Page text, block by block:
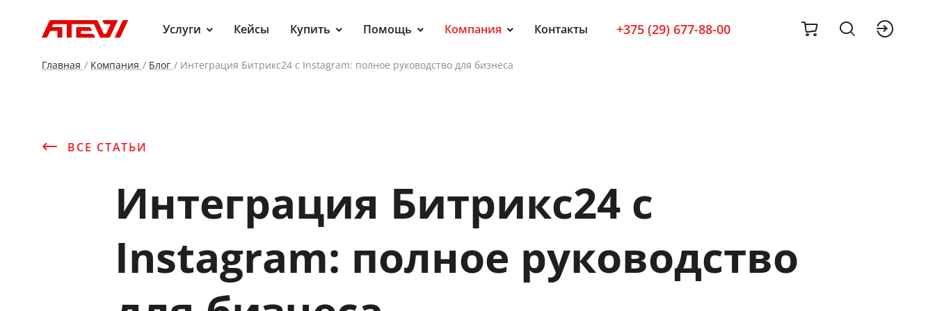
Услуги Кейсы Купить Помощь Компания Контакты +375 (29) 677-88-00 cart
Главная Компания Блог Интеграция Битрикс24 с Instagram: полное руководство для бизнеса
ВСЕ СТАТЬИ
Интеграция Битрикс24 с
Instagram: полное руководство